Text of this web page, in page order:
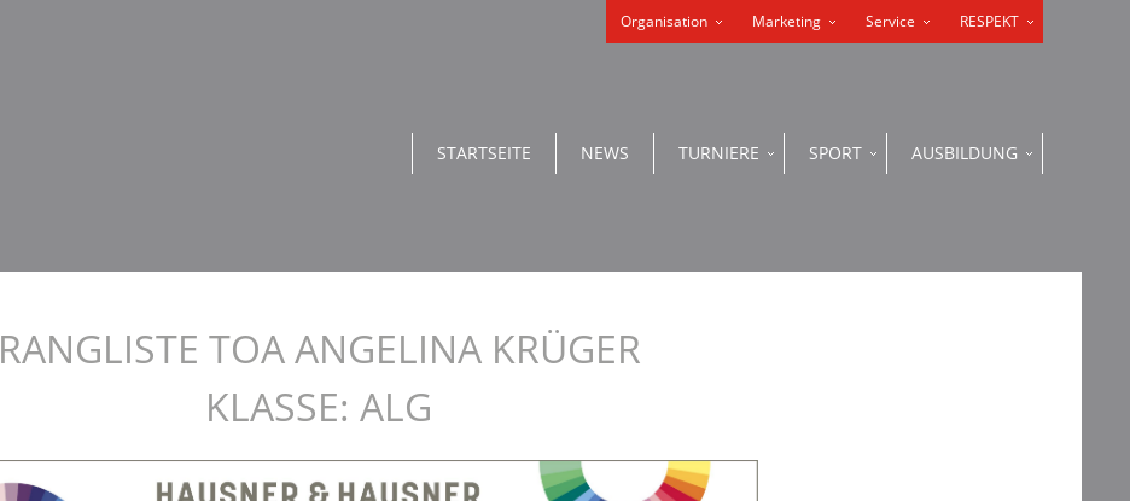
Organisation Marketing Service RESPEKT
STARTSEITE NEWS TURNIERE SPORT AUSBILDUNG
RANGLISTE TOA ANGELINA KRÜGER
KLASSE: ALG